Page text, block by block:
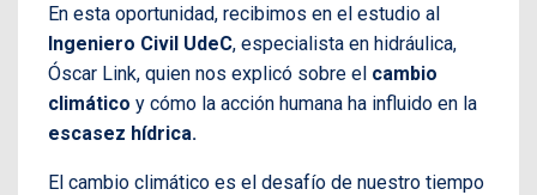
En esta oportunidad, recibimos en el estudio al
Ingeniero Civil UdeC, especialista en hidráulica,
Óscar Link, quien nos explicó sobre el cambio
climático y cómo la acción humana ha influido en la
escasez hídrica.
El cambio climático es el desafío de nuestro tiempo